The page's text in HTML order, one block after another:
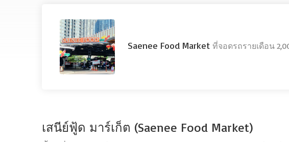
Saenee Food Market ที่จอดรถรายเดือน
เสนีย์ฟู้ด มาร์เก็ต (Saenee Food Market)